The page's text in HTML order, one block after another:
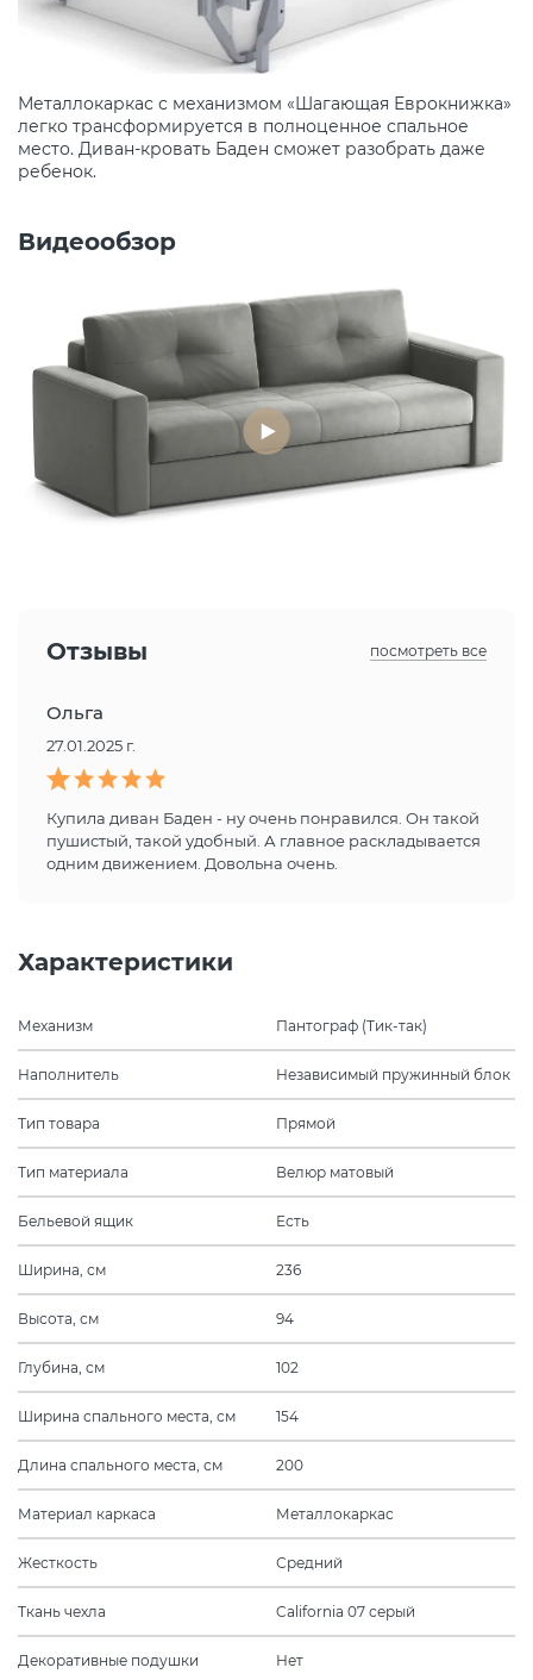
Металлокаркас с механизмом «Шагающая Еврокнижка»
легко трансформируется в полноценное спальное
место. Диван-кровать Баден сможет разобрать даже
ребенок.
Видеообзор
Отзывы посмотреть все
Ольга
27.01.2025 г.
Купила диван Баден - ну очень понравился. Он такой
пушистый, такой удобный. А главное раскладывается
одним движением. Довольна очень.
Характеристики
Механизм Пантограф (Тик-так)
Наполнитель Независимый пружинный блок
Тип товара Прямой
Тип материала Велюр матовый
Бельевой ящик Есть
Ширина, см 236
Высота, см 94
Глубина, см 102
Ширина спального места, см 154
Длина спального места, см 200
Материал каркаса Металлокаркас
Жесткость Средний
Ткань чехла California 07 серый
Декоративные подушки Нет